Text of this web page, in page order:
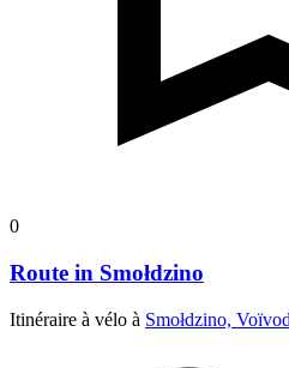
0
Route in Smołdzino
Itinéraire à vélo à Smołdzino,